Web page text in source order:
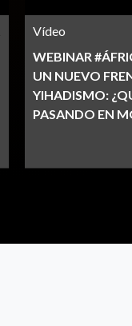
Vídeo
WEBINAR
UN NUEVO
YIHADISMO:
PASANDO EN